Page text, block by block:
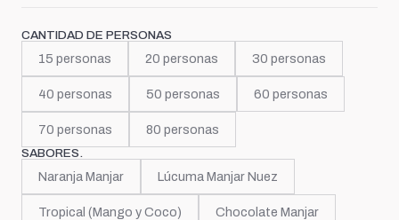
CANTIDAD DE PERSONAS
15 personas 20 personas 30 personas
40 personas 50 personas 60 personas
70 personas 80 personas
SABORES.
Naranja Manjar Lúcuma Manjar Nuez
Tropical (Mango y Coco) Chocolate Manjar